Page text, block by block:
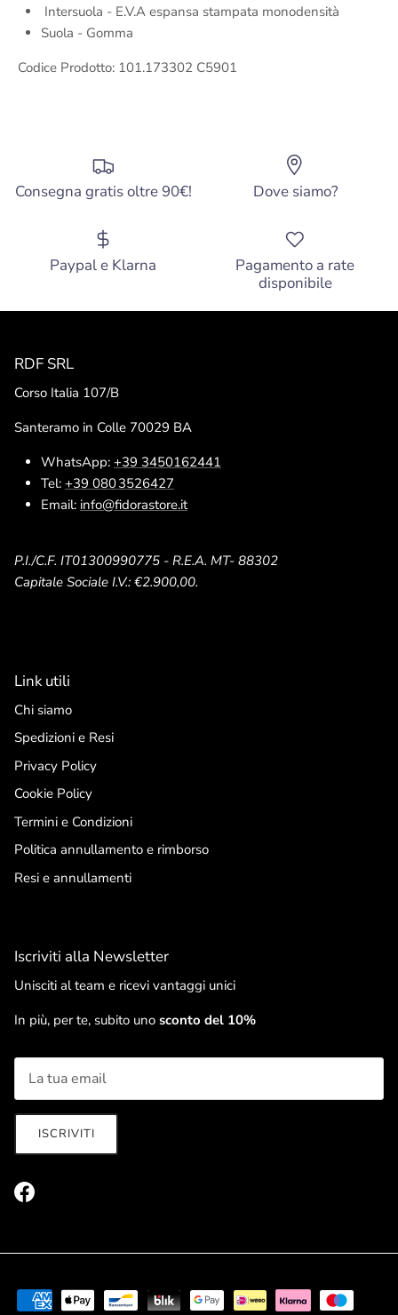
Intersuola - E.V.A espansa stampata monodensità
Suola - Gomma
Codice Prodotto: 101.173302 C5901
Consegna gratis oltre 90€! Dove siamo?
Paypal e Klarna
Pagamento a rate
disponibile
RDF SRL
Corso Italia 107/B
Santeramo in Colle 70029 BA
WhatsApp: +39 3450162441
Tel: +39 080 3526427
Email: info@fidorastore.it
P.I./C.F. IT01300990775 - R.E.A. MT- 88302
Capitale Sociale I.V.: €2.900,00.
Link utili
Chi siamo
Spedizioni e Resi
Privacy Policy
Cookie Policy
Termini e Condizioni
Politica annullamento e rimborso
Resi e annullamenti
Iscriviti alla Newsletter
Unisciti al team e ricevi vantaggi unici
In più, per te, subito uno sconto del 10%
ISCRIVITI
Facebook